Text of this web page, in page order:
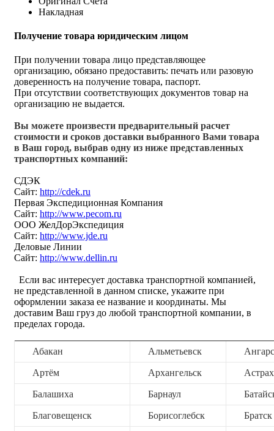
Накладная
Получение товара юридическим лицом
При получении товара лицо представляющее
организацию, обязано предоставить: печать или разовую
доверенность на получение товара, паспорт.
При отсутствии соответствующих документов товар на
организацию не выдается.
Вы можете произвести предварительный расчет
стоимости и сроков доставки выбранного Вами товара
в Ваш город, выбрав одну из ниже представленных
транспортных компаний:
СДЭК
Сайт: http://cdek.ru
Первая Экспедиционная Компания
Сайт: http://www.pecom.ru
ООО ЖелДорЭкспедиция
Сайт: http://www.jde.ru
Деловые Линии
Сайт: http://www.dellin.ru
Если вас интересует доставка транспортной компанией,
не представленной в данном списке, укажите при
оформлении заказа ее название и координаты. Мы
доставим Ваш груз до любой транспортной компании, в
пределах города.
Абакан Альметьевск
Артём Архангельск
Балашиха Барнаул
Благовещенск Борисоглебск Братск